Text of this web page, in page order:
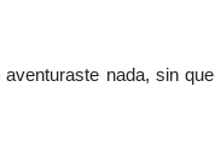
nada, sin que